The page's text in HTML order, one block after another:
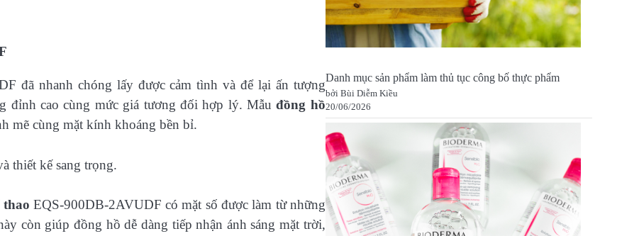
đã nhanh chóng lấy được cảm tình và để lại ấn tượng
đỉnh cao cùng mức giá tương đối hợp lý. Mẫuđồng hồ
mẽ cùng mặt kính khoáng bền bỉ.
thao EQS-900DB-2AVUDF có mặt số được làm từ những
còn giúp đồng hồ dễ dàng tiếp nhận ánh sáng mặt trời,
Danh mục sản phẩm làm thủ tục công bố thực phẩm
bởi Bùi Diễm Kiều
20/06/2026